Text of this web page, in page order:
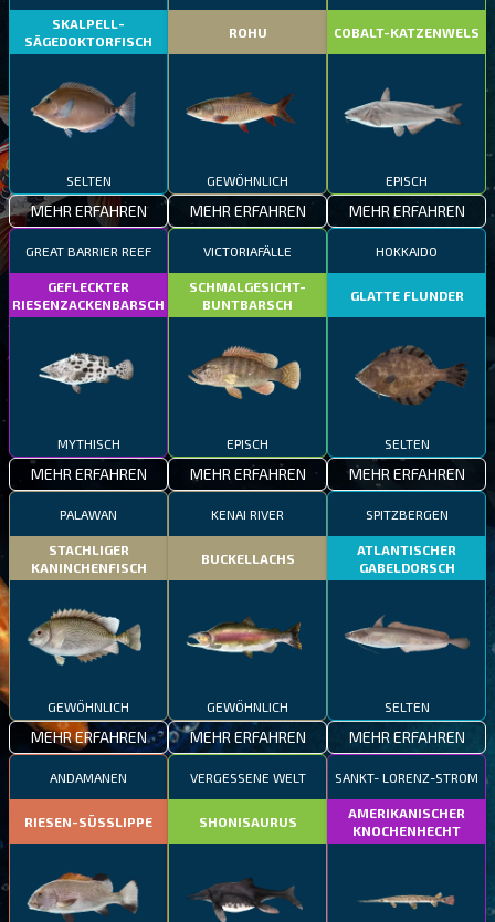
SKALPELL-
SÄGEDOKTORFISCH
SELTEN
MEHR ERFAHREN
ROHU
GEWÖHNLICH
MEHR ERFAHREN
COBALT-KATZENWELS
EPISCH
MEHR ERFAHREN
GREAT BARRIER REEF
GEFLECKTER
RIESENZACKENBARSCH
MYTHISCH
MEHR ERFAHREN
VICTORIAFÄLLE
SCHMALGESICHT-
BUNTBARSCH
EPISCH
MEHR ERFAHREN
HOKKAIDO
GLATTE FLUNDER
SELTEN
MEHR ERFAHREN
PALAWAN
STACHLIGER
KANINCHENFISCH
GEWÖHNLICH
MEHR ERFAHREN
KENAI RIVER
BUCKELLACHS
GEWÖHNLICH
MEHR ERFAHREN
SPITZBERGEN
ATLANTISCHER
GABELDORSCH
SELTEN
MEHR ERFAHREN
ANDAMANEN
RIESEN-SÜSSLIPPE
VERGESSENE WELT
SHONISAURUS
SANKT- LORENZ-STROM
AMERIKANISCHER
KNOCHENHECHT